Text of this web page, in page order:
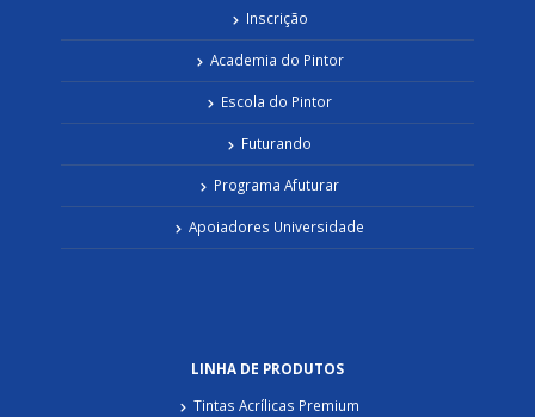
Inscrição
Academia do Pintor
Escola do Pintor
Futurando
Programa Afuturar
Apoiadores Universidade
LINHA DE PRODUTOS
Tintas Acrílicas Premium